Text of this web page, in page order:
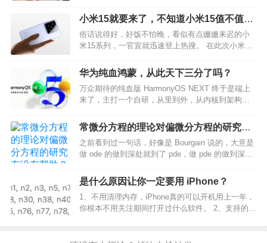
多大家容易忽略的地方，决定了两者价格的不同：
例如手机的外观，塑料的机身，与素皮机身和玻璃
机身就完…
小米15就要来了，不知道小米15值不值得
买?
俗话说得好，好饭不怕晚，看似有点姗姗来迟的小
米15系列，一官宣就迅速登上热搜。 在此次小米14
的旗舰，那么这一次涨价了的小米15，值不值得买
呢？下面为大家总结一下小米15将会有哪些升级
点：…
华为纯血鸿蒙，从此天下三分了吗？
万众期待的纯血版 HarmonyOS NEXT 终于是端上
来了，主打一个自研，从里到外，从内核到架构，
纯血鸿蒙的期待，但是鸿蒙系统能不能真正与安
卓、iOS三分天下呢？目前来说，还为时过早。…
常微分方程的理论对偏微分方程的研究有
没有帮助？
之前看到过一句话，好像是 Bourgain 说的，大意是
做 ode 的做到深处就到了 pde，做 pde 的做到深处
有限的知识，只知道下面两个方向： 1. Hamilton 系
统在…
是什么原因让你一定要用 iPhone？
1、不用清理内存，iPhone真的可以开机用上一年，
你根本不用关注期间打开过什么软件。 2、支持的频